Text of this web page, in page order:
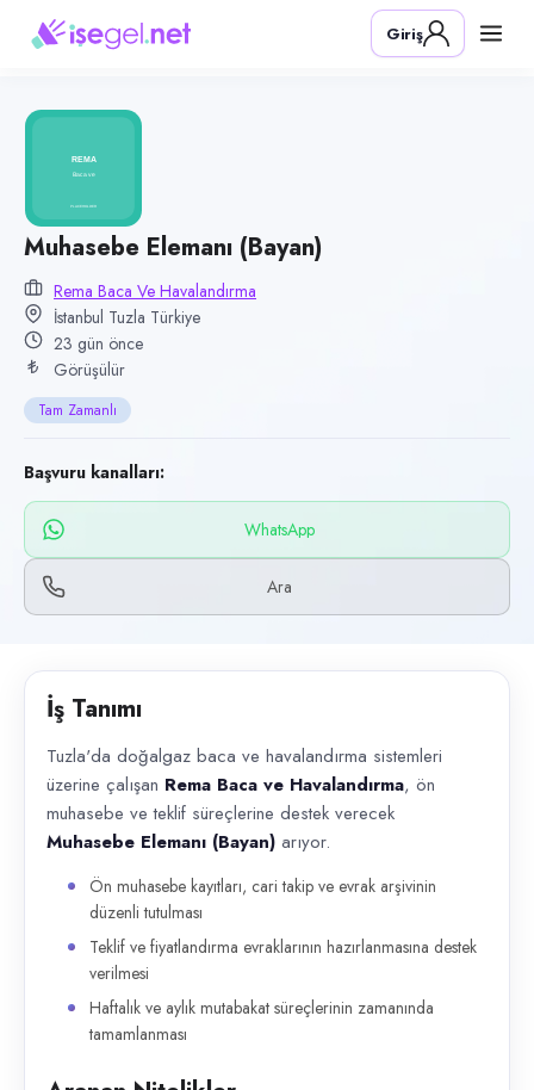
Pozisyon
Muhasebe Elemanı (Bayan)
Rema Baca ve Havalandırma
Kategori
Finans & Muhasebe
Konum
Tuzla, İstanbul
Çalışma şekli
Tam Zamanlı · Ofis
Yayın tarihi
17 Temmuz 2026
Son geçerlilik
15 Ekim 2026
Başvuru kanalları
WhatsApp, Telefon
Tuzla'da doğalgaz baca ve havalandırma sistemleri üzerine çalışan
Giriş
Muhasebe Elemanı (Bayan)
Rema Baca Ve Havalandırma
İstanbul Tuzla Türkiye
23 gün önce
Görüşülür
Tam Zamanlı
Başvuru kanalları:
WhatsApp
Ara
İş Tanımı
Tuzla'da doğalgaz baca ve havalandırma sistemleri
üzerine çalışan Rema Baca ve Havalandırma, ön
muhasebe ve teklif süreçlerine destek verecek
Muhasebe Elemanı (Bayan) arıyor.
Ön muhasebe kayıtları, cari takip ve evrak arşivinin
düzenli tutulması
Teklif ve fiyatlandırma evraklarının hazırlanmasına destek
verilmesi
Haftalık ve aylık mutabakat süreçlerinin zamanında
tamamlanması